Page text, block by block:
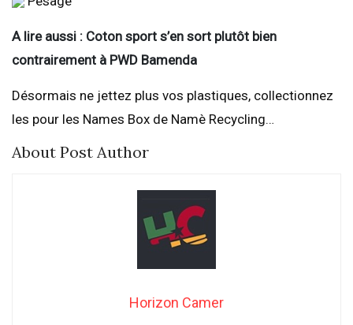
A lire aussi : Coton sport s’en sort plutôt bien
contrairement à PWD Bamenda
Désormais ne jettez plus vos plastiques, collectionnez
les pour les Names Box de Namè Recycling…
About Post Author
Horizon Camer